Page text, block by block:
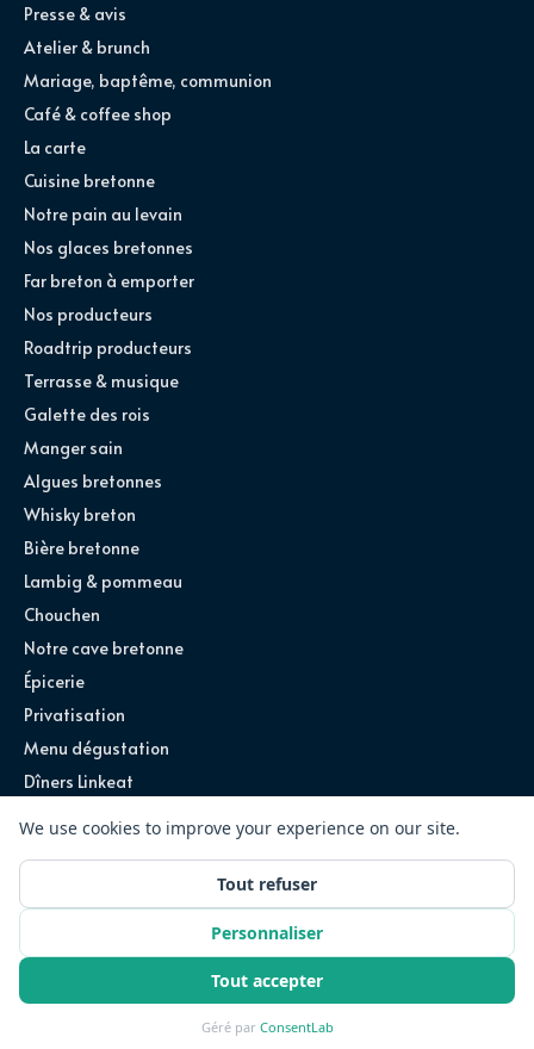
Réserver une table
Presse & avis
Atelier & brunch
Mariage, baptême, communion
Café & coffee shop
La carte
Cuisine bretonne
Notre pain au levain
Nos glaces bretonnes
Far breton à emporter
Nos producteurs
Roadtrip producteurs
Terrasse & musique
Galette des rois
Manger sain
Algues bretonnes
Whisky breton
Bière bretonne
Lambig & pommeau
Chouchen
Notre cave bretonne
Épicerie
Privatisation
Menu dégustation
Dîners Linkeat
©2026Ty Louis · Tous droits réservés Site conçu parExploreum
Mentions légalesCGU